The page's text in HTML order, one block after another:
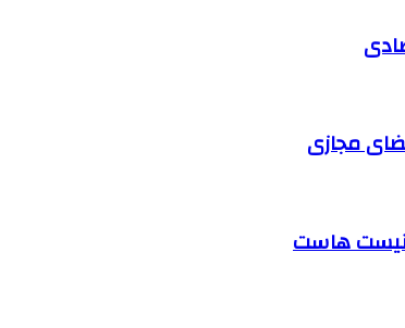
مجازی
هاست